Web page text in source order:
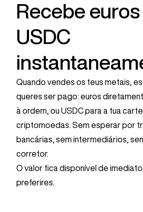
Recebe euros
USDC
Quando vendes os teus metais,
queres ser pago: euros
à ordem, ou USDC para a tua
criptomoedas. Sem esperar por
bancárias, sem intermediários,
corretor.
O valor fica disponível de
preferires.